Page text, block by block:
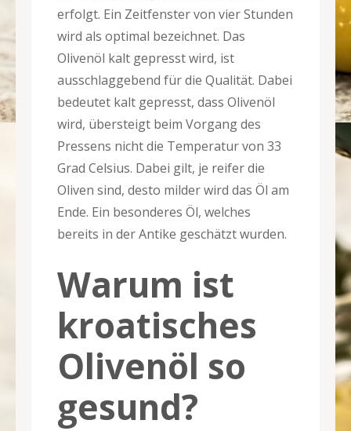
erfolgt. Ein Zeitfenster von vier Stunden
wird als optimal bezeichnet. Das
Olivenöl kalt gepresst wird, ist
ausschlaggebend für die Qualität. Dabei
bedeutet kalt gepresst, dass Olivenöl
wird, übersteigt beim Vorgang des
Pressens nicht die Temperatur von 33
Grad Celsius. Dabei gilt, je reifer die
Oliven sind, desto milder wird das Öl am
Ende. Ein besonderes Öl, welches
bereits in der Antike geschätzt wurden.
Warum ist
kroatisches
Olivenöl so
gesund?